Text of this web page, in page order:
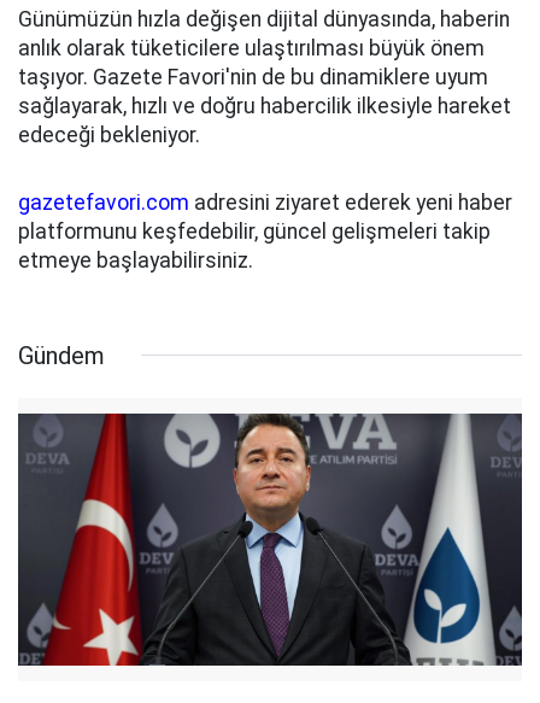
Günümüzün hızla değişen dijital dünyasında, haberin
anlık olarak tüketicilere ulaştırılması büyük önem
taşıyor. Gazete Favori'nin de bu dinamiklere uyum
sağlayarak, hızlı ve doğru habercilik ilkesiyle hareket
edeceği bekleniyor.
gazetefavori.com adresini ziyaret ederek yeni haber
platformunu keşfedebilir, güncel gelişmeleri takip
etmeye başlayabilirsiniz.
Gündem